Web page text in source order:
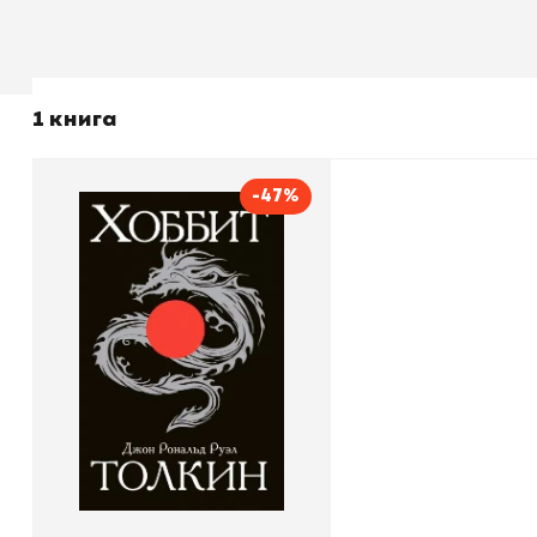
1 книга
-47%
Хоббит
Джон Рональд Руэл
Издательство
В корзину